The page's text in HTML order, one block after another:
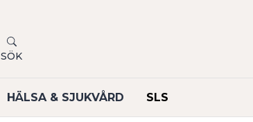
HÄLSA & SJUKVÅRD SLS
SÖK